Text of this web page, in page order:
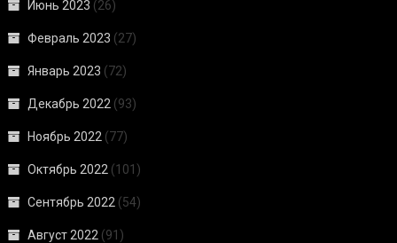
Июнь 2023 (26)
Февраль 2023 (27)
Январь 2023 (72)
Декабрь 2022 (93)
Ноябрь 2022 (77)
Октябрь 2022 (101)
Сентябрь 2022 (54)
Август 2022 (91)